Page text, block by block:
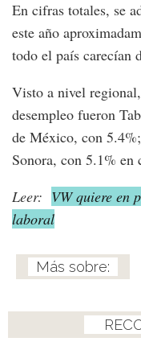
En cifras totales, se
este año
todo el país carecían
Visto a nivel
desempleo fueron
de México, con
Sonora, con 5.1% en
Leer: VW quiere en
laboral